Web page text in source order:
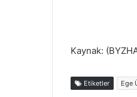
Kaynak:
Etiketler Ege